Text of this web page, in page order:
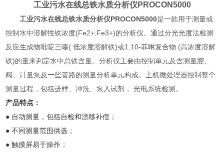
工业污水在线总铁水质分析仪 PROCON5000
工业污水在线总铁水质分析仪PROCON5000是一款用于测量或
控制水中溶解性铁浓度(Fe2+;Fe3+)的分析仪。通过分光光度法检测
反应生成物吡啶三嗪( 低浓度溶解铁)或1,10-菲啉复合物 (高浓度溶解
铁)的量来判定水中总铁含量。分析仪主要由控制单元及含测量腔、
阀、计量泵及一些管路的测量分析单元构成。主机微处理器控制整个
测量过程，包括进样、冲洗、泵入试剂， 光电系统检测。
产品特点：
● 自动测量，包括自检和漂移补偿；
● 不同测量范围供选；
● 触摸屏易于操作；